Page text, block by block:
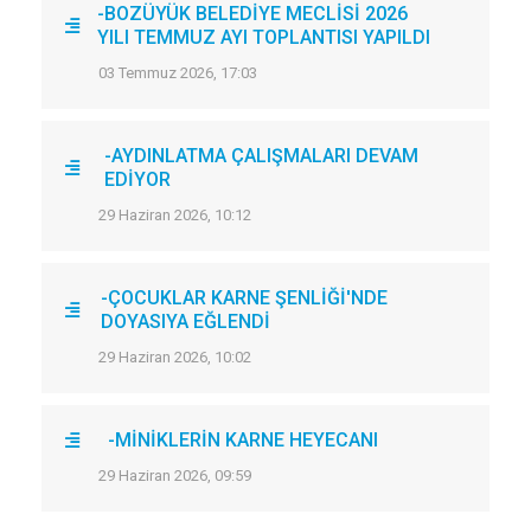
-BOZÜYÜK BELEDİYE MECLİSİ 2026
YILI TEMMUZ AYI TOPLANTISI YAPILDI
03 Temmuz 2026, 17:03
-AYDINLATMA ÇALIŞMALARI DEVAM
EDİYOR
29 Haziran 2026, 10:12
-ÇOCUKLAR KARNE ŞENLİĞİ'NDE
DOYASIYA EĞLENDİ
29 Haziran 2026, 10:02
-MİNİKLERİN KARNE HEYECANI
29 Haziran 2026, 09:59